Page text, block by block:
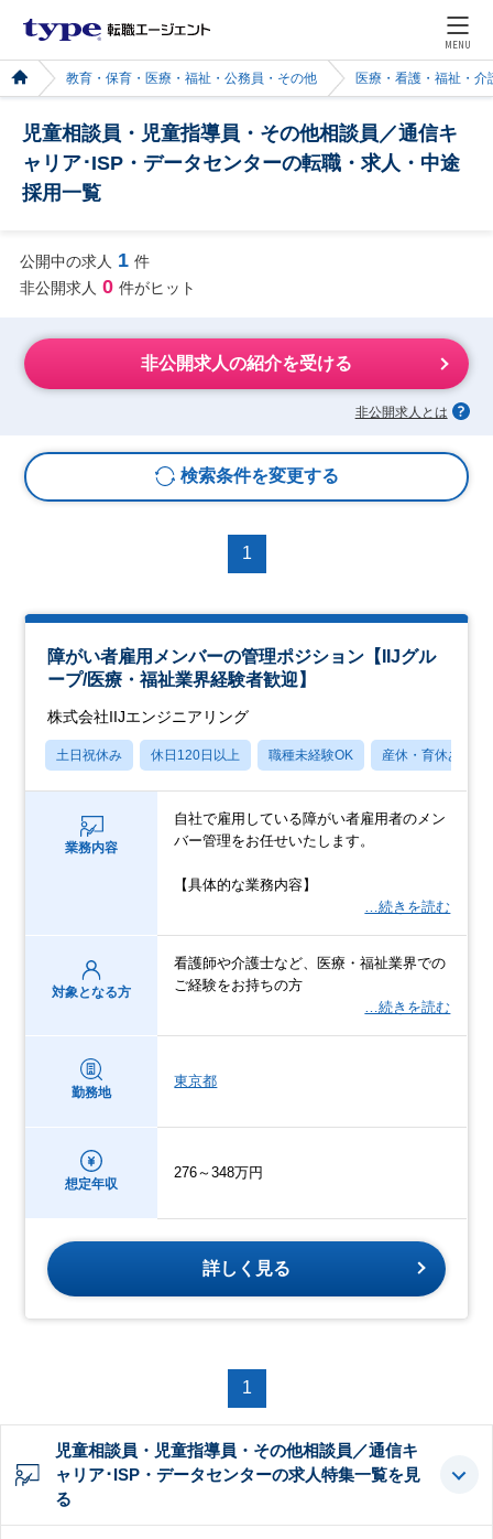
MENU
教育・保育・医療・福祉・公務員・その他 医療・看護・福祉・介
児童相談員・児童指導員・その他相談員／通信キ
ャリア･ISP・データセンターの転職・求人・中途
採用一覧
公開中の求人 1 件
非公開求人 0 件がヒット
非公開求人の紹介を受ける
非公開求人とは
検索条件を変更する
1
障がい者雇用メンバーの管理ポジション【IIJグル
ープ/医療・福祉業界経験者歓迎】
株式会社IIJエンジニアリング
土日祝休み 休日120日以上 職種未経験OK 産休・育休あり
業務内容
自社で雇用している障がい者雇用者のメン
バー管理をお任せいたします。
【具体的な業務内容】
…続きを読む
対象となる方
看護師や介護士など、医療・福祉業界での
ご経験をお持ちの方
…続きを読む
勤務地
東京都
想定年収
276～348万円
詳しく見る
1
児童相談員・児童指導員・その他相談員／通信キ
ャリア･ISP・データセンターの求人特集一覧を見
る